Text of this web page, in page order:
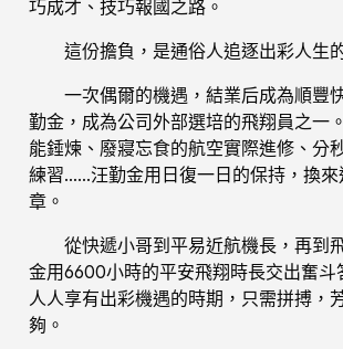
巧成才、技巧報國之路。
這份擔負，是通俗人追逐出彩人生
一次偶爾的機遇，結業后成為順豐
勤金，成為公司外部選培的飛翔員之一
能錘煉、廢寢忘食的航空實際進修、分
練習……汪勤金用日復一日的保持，換來
章。
從快遞小哥到平易近航機長，再到
金用6600小時的平安飛翔時長交出奮斗
人人享有出彩機遇的時期，只需拼搏，
夠。